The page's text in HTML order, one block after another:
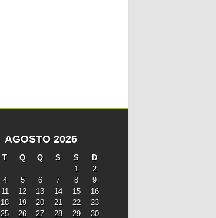
AGOSTO 2026
T Q Q S S
D
1
2
4 5 6 7 8
9
11 12 13 14 15
16
18 19 20 21 22
23
25 26 27 28 29
30